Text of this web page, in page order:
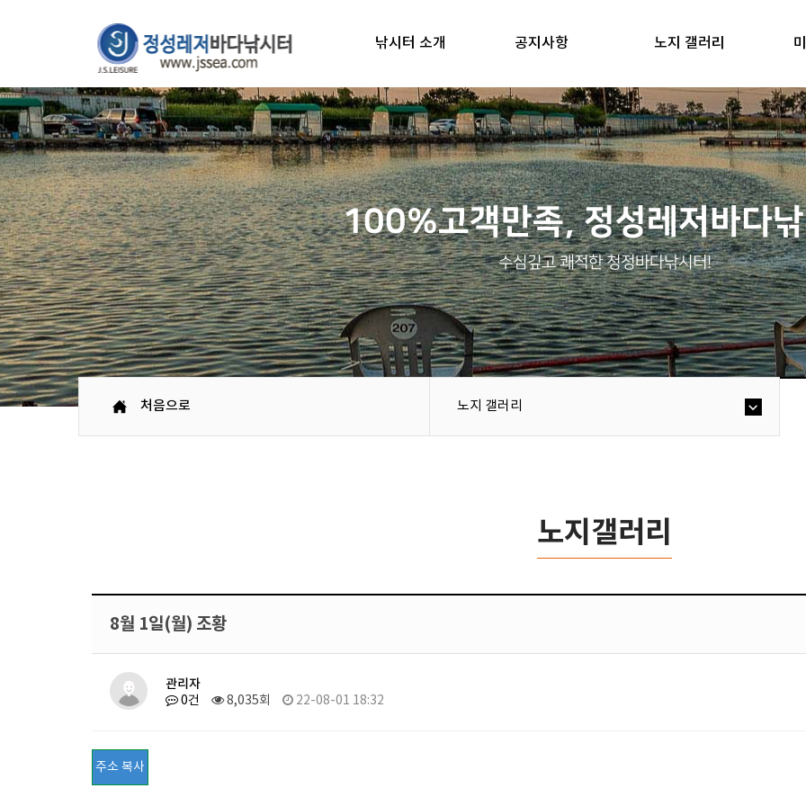
낚시터 소개 공지사항 노지 갤러리
100%고객만족, 정성레저바다
수심깊고 쾌적한 청정바다낚시터!
처음으로 노지 갤러리
노지갤러리
8월 1일(월) 조황
관리자
0건 8,035회 22-08-01 18:32
주소 복사